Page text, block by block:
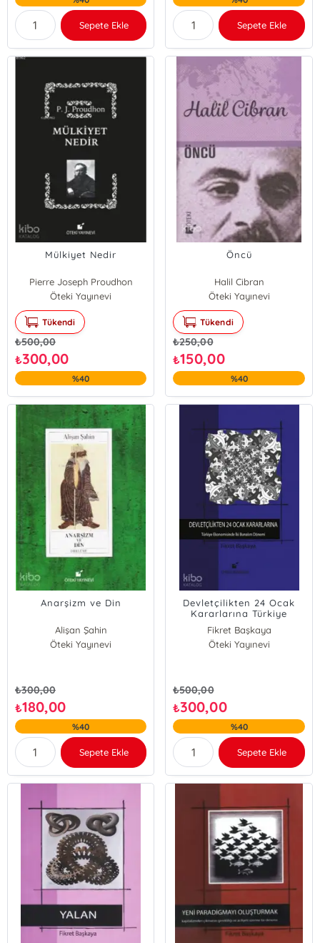
Sepete Ekle Sepete Ekle
Mülkiyet Nedir
Pierre Joseph Proudhon
Öteki Yayınevi
Tükendi
₺500,00
₺300,00
%40
Öncü
Halil Cibran
Öteki Yayınevi
Tükendi
₺250,00
₺150,00
%40
Anarşizm ve Din
Alişan Şahin
Öteki Yayınevi
₺300,00
₺180,00
%40
Sepete Ekle
Devletçilikten 24 Ocak
Kararlarına Türkiye
Ekonomisinde İki Bunalım
Dönemi (Ciltli)
Fikret Başkaya
Öteki Yayınevi
₺500,00
₺300,00
%40
Sepete Ekle